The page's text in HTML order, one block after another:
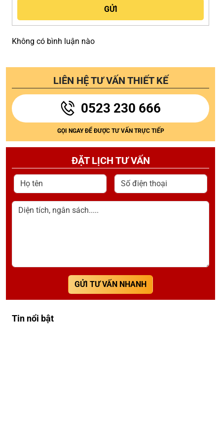
Không có bình luận nào
LIÊN HỆ TƯ VẤN THIẾT KẾ
0523 230 666
GỌI NGAY ĐỂ ĐƯỢC TƯ VẤN TRỰC TIẾP
ĐẶT LỊCH TƯ VẤN
Họ tên Số điện thoại
Diện tích, ngân sách.....
GỬI TƯ VẤN NHANH
Tin nổi bật